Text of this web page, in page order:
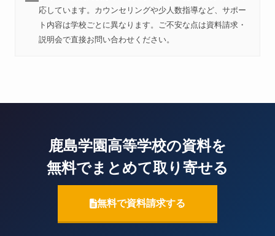
応しています。カウンセリングや少人数指導など、サポー
ト内容は学校ごとに異なります。ご不安な点は資料請求・
説明会で直接お問い合わせください。
鹿島学園高等学校の資料を
無料でまとめて取り寄せる
無料で資料請求する